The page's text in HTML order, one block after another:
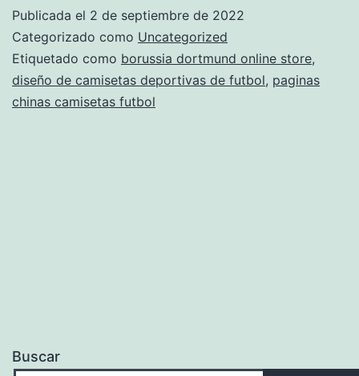
Publicada el 2 de septiembre de 2022
Categorizado como Uncategorized
Etiquetado como borussia dortmund online store,
diseño de camisetas deportivas de futbol, paginas
chinas camisetas futbol
Buscar